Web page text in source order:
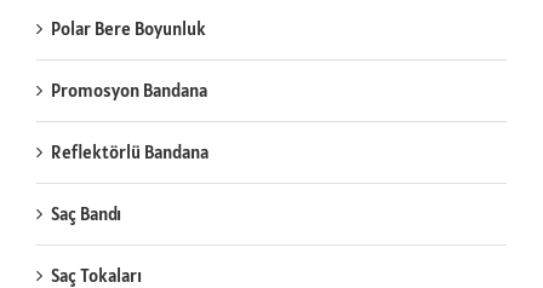
Polar Bere Boyunluk
Promosyon Bandana
Reflektörlü Bandana
Saç Bandı
Saç Tokaları